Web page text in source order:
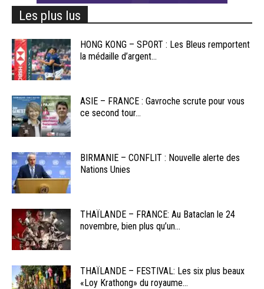
Les plus lus
HONG KONG – SPORT : Les Bleus remportent
la médaille d’argent...
ASIE – FRANCE : Gavroche scrute pour vous
ce second tour...
BIRMANIE – CONFLIT : Nouvelle alerte des
Nations Unies
THAÏLANDE – FRANCE: Au Bataclan le 24
novembre, bien plus qu’un...
THAÏLANDE – FESTIVAL: Les six plus beaux
«Loy Krathong» du royaume...